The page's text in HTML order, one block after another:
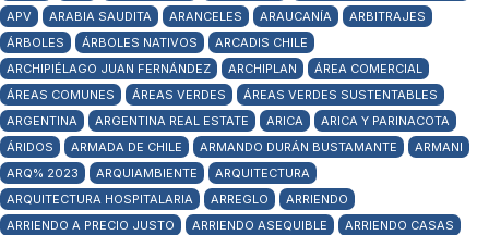
APV
ARABIA SAUDITA ARANCELES ARAUCANÍA
ARBITRAJES
ÁRBOLES
ÁRBOLES NATIVOS
ARCADIS CHILE
ARCHIPIÉLAGO JUAN FERNÁNDEZ
ARCHIPLAN
ÁREA COMERCIAL
ÁREAS COMUNES
ÁREAS VERDES
ÁREAS VERDES SUSTENTABLES
ARGENTINA
ARGENTINA REAL ESTATE ARICA
ARICA Y PARINACOTA
ÁRIDOS
ARMADA DE CHILE ARMANDO DURÁN BUSTAMANTE
ARMANI
ARQ% 2023
ARQUIAMBIENTE
ARQUITECTURA
ARQUITECTURA HOSPITALARIA
ARREGLO
ARRIENDO
ARRIENDO A PRECIO JUSTO
ARRIENDO ASEQUIBLE
ARRIENDO CASAS